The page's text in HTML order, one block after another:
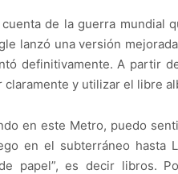
de la guerra mundial
lanzó una versión
definitivamente. A partir
claramente y utilizar el libre
en este Metro, puedo
en el subterráneo hasta
papel”, es decir libros.